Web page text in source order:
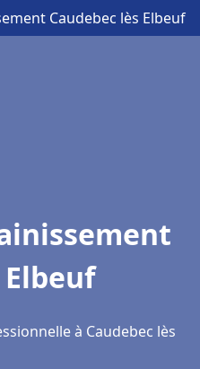
Caudebec lès Elbeuf
à Caudebec lès